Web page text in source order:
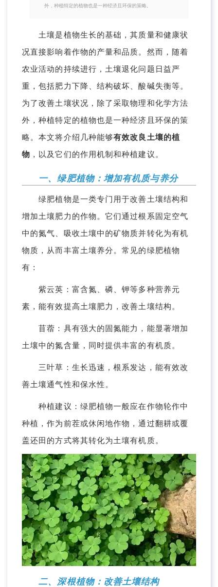
外，种植特定的植物也是一种经济且环保的策略。
土壤是植物生长的基础，其质量和健康状
况直接影响着作物的产量和品质。然而，随着
农业活动的持续进行，土壤退化问题日益严
重，包括肥力下降、结构破坏、酸碱失衡等。
为了改善土壤状况，除了采取物理和化学方法
外，种植特定的植物也是一种经济且环保的策
略。本文将介绍几种能够有效改良土壤的植
物 ，以及它们的作用机制和种植建议。
一、绿肥植物：增加有机质与养分
绿肥植物是一类专门用于改善土壤结构和
增加土壤肥力的作物。它们通过根系固定空气
中的氮气、吸收土壤中的矿物质并转化为有机
物质，从而丰富土壤养分。常见的绿肥植物
有：
紫云英：富含氮、磷、钾等多种营养元
素，能有效提高土壤肥力，改善土壤结构。
苜蓿：具有强大的固氮能力，能显著增加
土壤中的氮含量，同时提供丰富的有机质。
三叶草：生长迅速，根系发达，能有效改
善土壤通气性和保水性。
种植建议：绿肥植物一般应在作物轮作中
种植，作为前茬或休闲地作物，通过翻耕或覆
盖还田的方式将其转化为土壤有机质。
二、深根植物：改善土壤结构